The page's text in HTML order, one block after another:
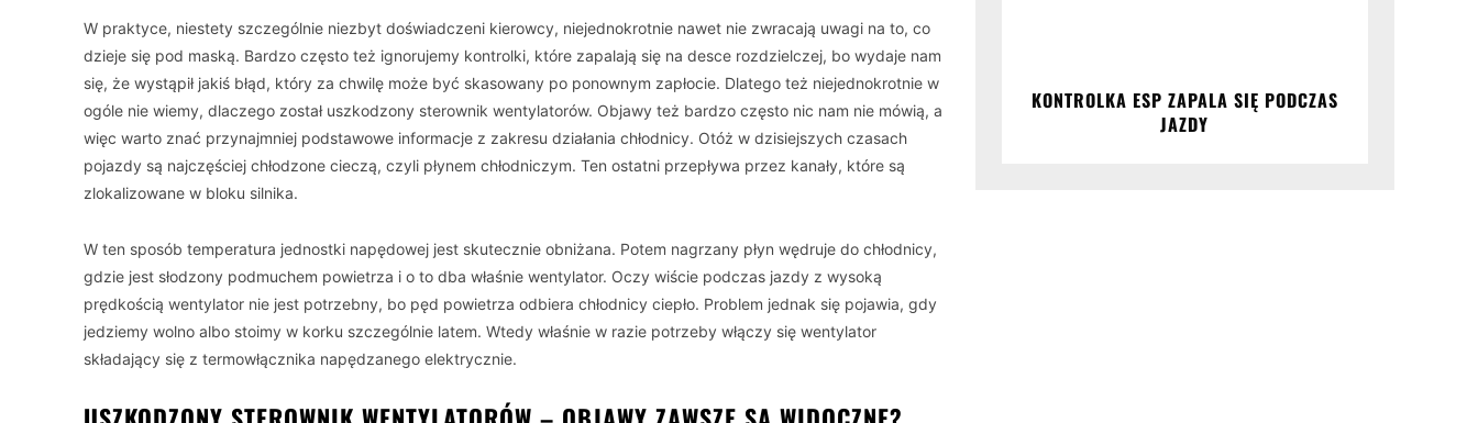
W praktyce, niestety szczególnie niezbyt doświadczeni kierowcy, niejednokrotnie nawet nie zwracają uwagi na to, co
dzieje się pod maską. Bardzo często też ignorujemy kontrolki, które zapalają się na desce rozdzielczej, bo wydaje nam
się, że wystąpił jakiś błąd, który za chwilę może być skasowany po ponownym zapłocie. Dlatego też niejednokrotnie w
ogóle nie wiemy, dlaczego został uszkodzony sterownik wentylatorów. Objawy też bardzo często nic nam nie mówią, a
więc warto znać przynajmniej podstawowe informacje z zakresu działania chłodnicy. Otóż w dzisiejszych czasach
pojazdy są najczęściej chłodzone cieczą, czyli płynem chłodniczym. Ten ostatni przepływa przez kanały, które są
zlokalizowane w bloku silnika.
W ten sposób temperatura jednostki napędowej jest skutecznie obniżana. Potem nagrzany płyn wędruje do chłodnicy,
gdzie jest słodzony podmuchem powietrza i o to dba właśnie wentylator. Oczy wiście podczas jazdy z wysoką
prędkością wentylator nie jest potrzebny, bo pęd powietrza odbiera chłodnicy ciepło. Problem jednak się pojawia, gdy
jedziemy wolno albo stoimy w korku szczególnie latem. Wtedy właśnie w razie potrzeby włączy się wentylator
składający się z termowłącznika napędzanego elektrycznie.
KONTROLKA ESP ZAPALA SIĘ PODCZAS
JAZDY